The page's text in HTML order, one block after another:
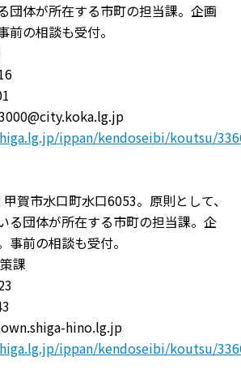
団体が所在する市町の担当課。企画
の相談も受付。
ippan/kendoseibi/koutsu/
賀市水口町水口6053。原則として、
る団体が所在する市町の担当課。企
前の相談も受付。
課
hino.lg.jp
ippan/kendoseibi/koutsu/